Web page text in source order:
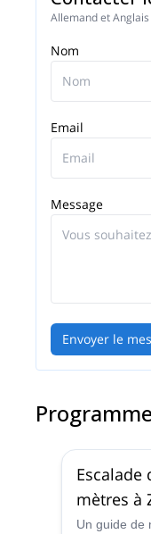
Allemand et Anglais
Nom
Email
Message
Envoyer le
Escalade
mètres à
Un guide de